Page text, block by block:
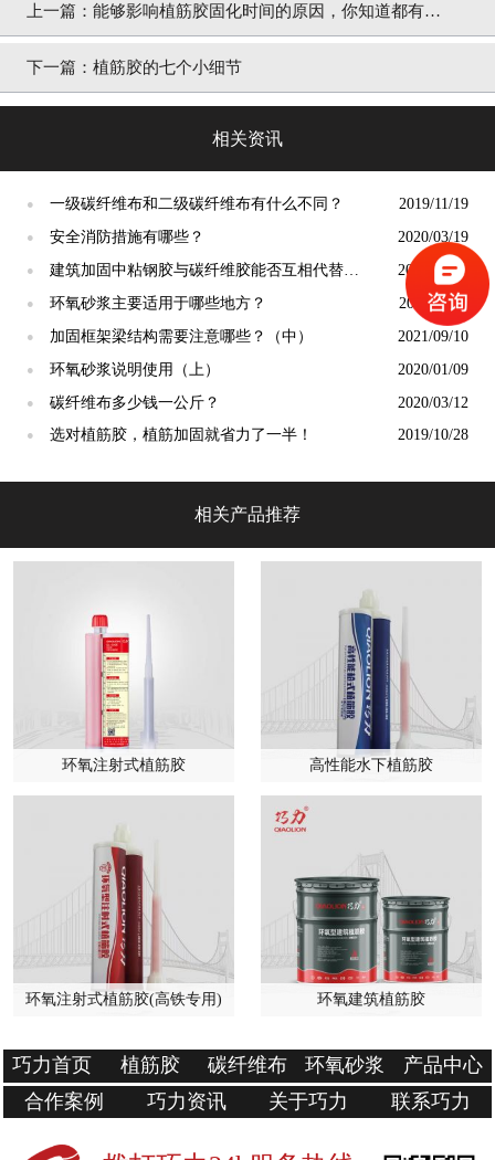
上一篇： 能够影响植筋胶固化时间的原因，你知道都有哪
些吗？
下一篇： 植筋胶的七个小细节
相关资讯
● 一级碳纤维布和二级碳纤维布有什么不同？ 2019/11/19
● 安全消防措施有哪些？ 2020/03/19
●
建筑加固中粘钢胶与碳纤维胶能否互相代替？
（下）
2022/10/08
● 环氧砂浆主要适用于哪些地方？ 2019/11/21
● 加固框架梁结构需要注意哪些？（中） 2021/09/10
● 环氧砂浆说明使用（上） 2020/01/09
● 碳纤维布多少钱一公斤？ 2020/03/12
● 选对植筋胶，植筋加固就省力了一半！ 2019/10/28
相关产品推荐
环氧注射式植筋胶 高性能水下植筋胶
环氧注射式植筋胶(高铁专用) 环氧建筑植筋胶
巧力首页 植筋胶 碳纤维布 环氧砂浆
产品中心
合作案例
巧力资讯 关于巧力 联系巧力